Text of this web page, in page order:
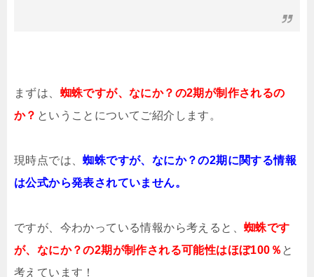
まずは、 蜘蛛ですが、なにか？の2期が制作されるの
か？ ということについてご紹介します。
現時点では、蜘蛛ですが、なにか？の2期に関する情報
は公式から発表されていません。
ですが、今わかっている情報から考えると、 蜘蛛です
が、なにか？の2期が制作される可能性はほぼ100％ と
考えています！